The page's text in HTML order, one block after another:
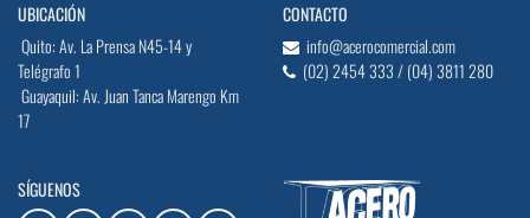
UBICACIÓN
Quito: Av. La Prensa N45-14 y
Telégrafo 1
Guayaquil: Av. Juan Tanca Marengo Km
17
CONTACTO
info@acerocomercial.com
(02) 2454 333 / (04) 3811 280
SÍGUENOS